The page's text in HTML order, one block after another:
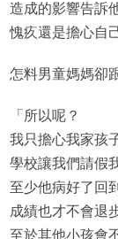
造成的影響告訴
愧疚還是擔心自
怎料男童媽媽卻
「所以呢？
我只擔心我家孩
學校讓我們請假
至少他病好了回
成績也才不會退
至於其他小孩會